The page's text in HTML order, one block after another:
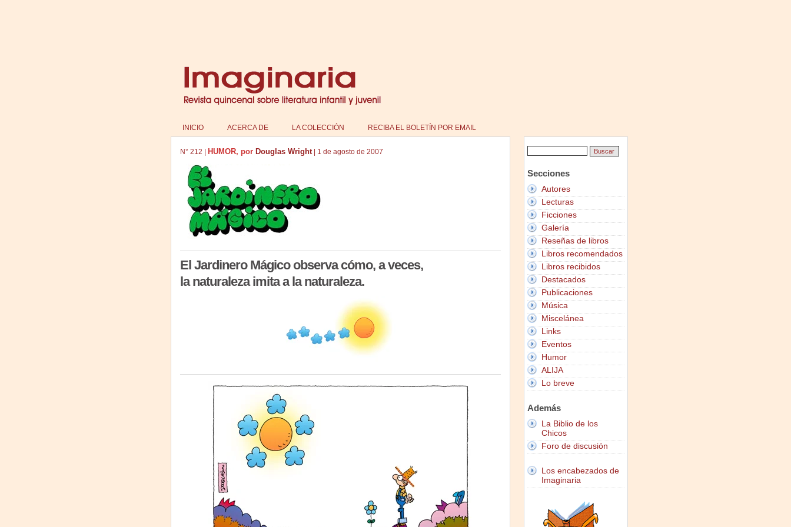
INICIO ACERCA DE LA COLECCIÓN RECIBA EL BOLETÍN POR EMAIL
N° 212 HUMOR, por Douglas Wright 1 de agosto de 2007
El Jardinero Mágico observa cómo, a veces,
la naturaleza imita a la naturaleza.
Secciones
Autores
Lecturas
Ficciones
Galería
Reseñas de libros
Libros recomendados
Libros recibidos
Destacados
Publicaciones
Música
Miscelánea
Links
Eventos
Humor
ALIJA
Lo breve
Además
La Biblio de los
Chicos
Foro de discusión
Los encabezados de
Imaginaria